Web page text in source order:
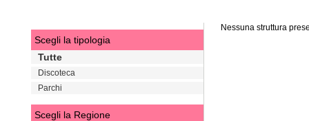
Nessuna struttura
Scegli la tipologia
Tutte
Discoteca
Parchi
Scegli la Regione